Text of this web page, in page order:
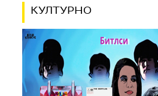
КУЛТУРНО